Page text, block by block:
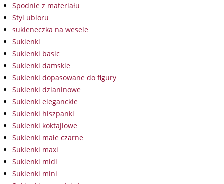
Spodnie z materiału
Styl ubioru
sukieneczka na wesele
Sukienki
Sukienki basic
Sukienki damskie
Sukienki dopasowane do figury
Sukienki dzianinowe
Sukienki eleganckie
Sukienki hiszpanki
Sukienki koktajlowe
Sukienki małe czarne
Sukienki maxi
Sukienki midi
Sukienki mini